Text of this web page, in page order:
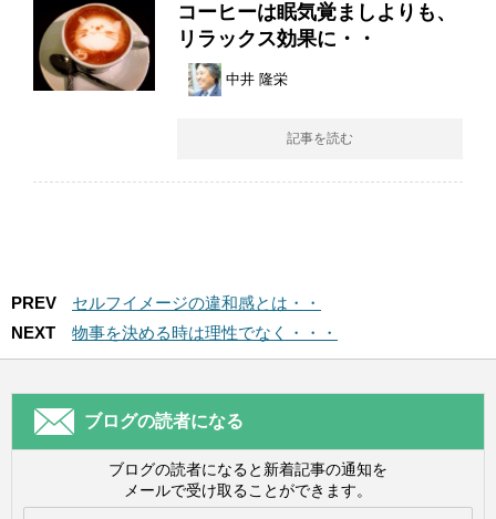
コーヒーは眠気覚ましよりも、
リラックス効果に・・
中井 隆栄
記事を読む
PREV
セルフイメージの違和感とは・・
NEXT
物事を決める時は理性でなく・・・
ブログの読者になる
ブログの読者になると新着記事の通知を
メールで受け取ることができます。